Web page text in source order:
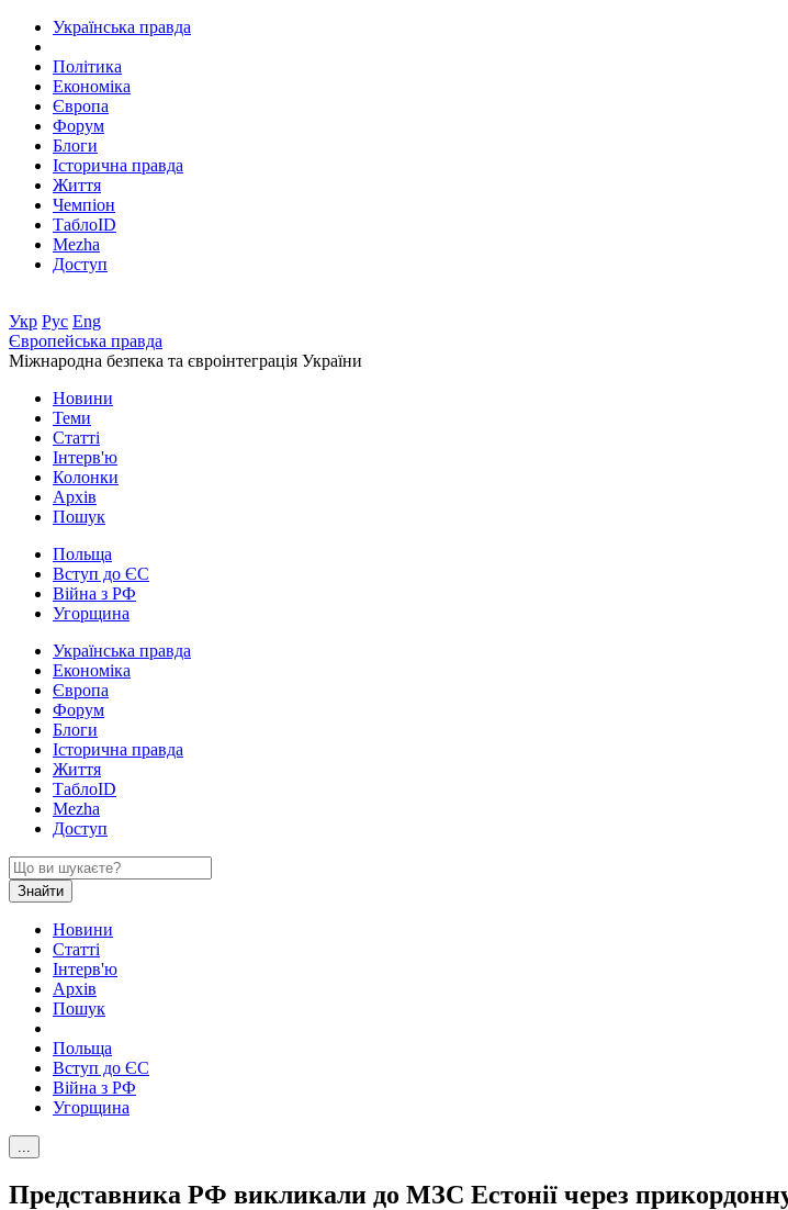
Українська правда
Політика
Економіка
Європа
Форум
Блоги
Історична правда
Життя
Чемпіон
ТаблоID
Mezha
Доступ
Укр Рус Eng
Європейська правда
Міжнародна безпека та євроінтеграція України
Новини
Теми
Статті
Інтерв'ю
Колонки
Архів
Пошук
Польща
Вступ до ЄС
Війна з РФ
Угорщина
Українська правда
Економіка
Європа
Форум
Блоги
Історична правда
Життя
ТаблоID
Mezha
Доступ
Новини
Статті
Інтерв'ю
Архів
Пошук
Польща
Вступ до ЄС
Війна з РФ
Угорщина
...
Представника РФ викликали до МЗС Естонії через